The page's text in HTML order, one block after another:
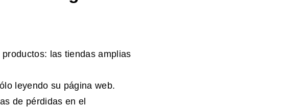
las tiendas amplias
leyendo su página web.
de pérdidas en el